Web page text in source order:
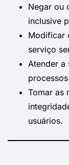
Negar ou
inclusive
Modificar
serviço
Atender a
Tomar as
usuários.